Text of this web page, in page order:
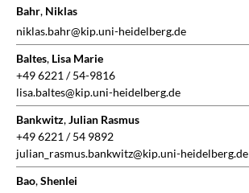
Bahr, Niklas
niklas.bahr@kip.uni-heidelberg.de
Baltes, Lisa Marie
+49 6221 / 54-9816
lisa.baltes@kip.uni-heidelberg.de
Bankwitz,Julian Rasmus
+49 6221 / 54 9892
julian_rasmus.bankwitz@kip.uni-heidelberg.de
Bao,Shenlei